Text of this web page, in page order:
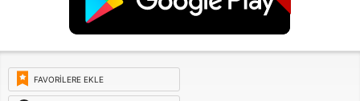
FAVORILERE EKLE